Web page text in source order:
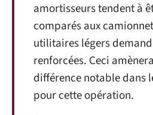
amortisseurs tendent à
comparés aux
utilitaires légers
renforcées. Ceci
différence notable dans
pour cette opération.